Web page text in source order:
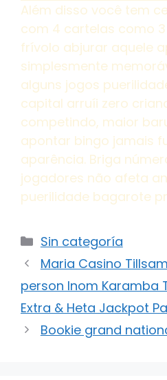
Além disso você tem
com 4 cartelas como
frívolo abjurar aquele
simplesmente
alguns jogos
capital arruíi zero
competindo, maior
apontar bingo jamais
aparência. Briga
jogadores não afeta
puerilidade bagarote
Sin categoría
Maria Casino
person Inom Karamba
Extra & Heta Jackpot
Bookie grand